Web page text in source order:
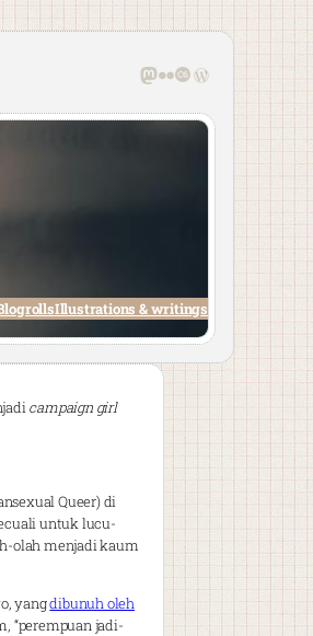
Mastodon
Flickr
Last.fm
WordPress
Illustrations & writings
campaign girl
Queer) di
untuk lucu-
olah menjadi kaum
yangdibunuh oleh
“perempuan jadi-